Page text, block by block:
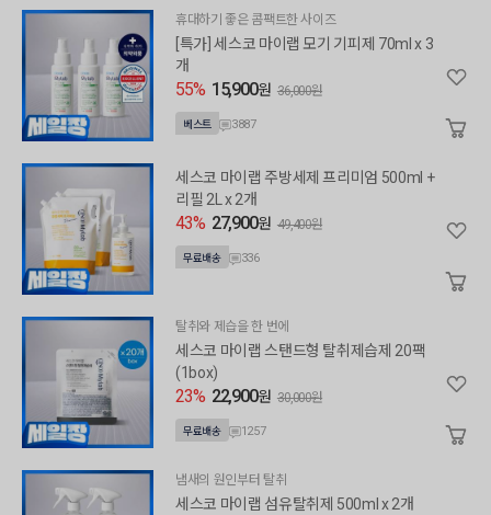
휴대하기 좋은 콤팩트한 사이즈
[특가] 세스코 마이랩 모기 기피제 70ml x 3
개
55% 15,900원 36,000원
베스트 3887
세스코 마이랩 주방세제 프리미엄 500ml +
리필 2L x 2개
43% 27,900원 49,400원
무료배송 336
탈취와 제습을 한 번에
세스코 마이랩 스탠드형 탈취제습제 20팩
(1box)
23% 22,900원 30,000원
무료배송 1257
냄새의 원인부터 탈취
세스코 마이랩 섬유탈취제 500ml x 2개